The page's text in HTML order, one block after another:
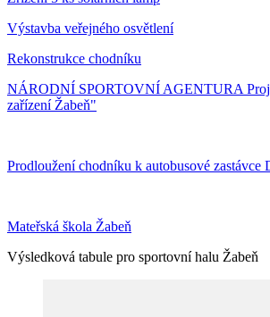
Výstavba veřejného osvětlení
Rekonstrukce chodníku
NÁRODNÍ SPORTOVNÍ AGENTURA
zařízení Žabeň"
Prodloužení chodníku k autobusové zastávce
Mateřská škola Žabeň
Výsledková tabule pro sportovní halu Žabeň